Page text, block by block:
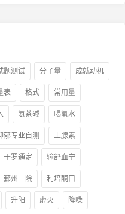
题测试 分子量 成就动机
表 格式 常用量
氨茶碱 喝氢水
郁专业自测 上腺素
于罗通定 输舒血宁
鄞州二院 利培酮口
升阳 虚火 降噪